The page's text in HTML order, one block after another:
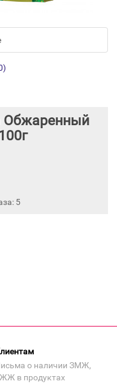
Обжаренный
5
о наличии ЗМЖ,
в продуктах